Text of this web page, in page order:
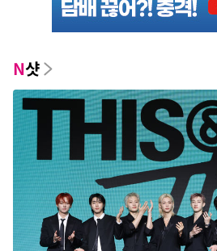
N샷